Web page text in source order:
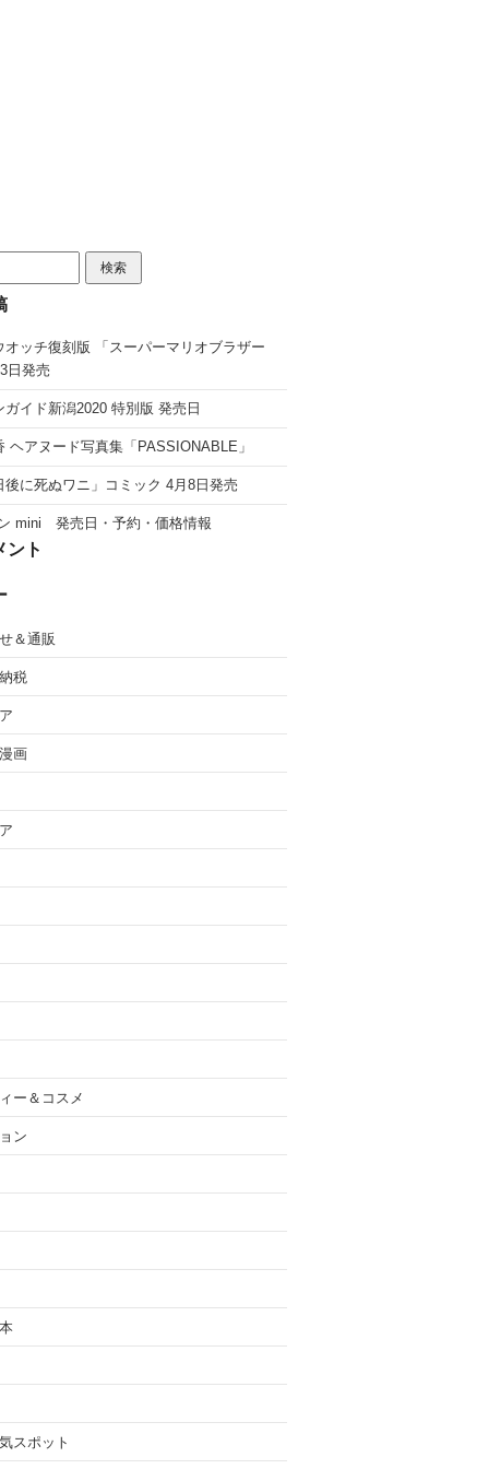
オッチ復刻版 「スーパーマリオブラザー
日発売
ガイド新潟2020 特別版 発売日
ヘアヌード写真集「PASSIONABLE」
後に死ぬワニ」コミック 4月8日発売
mini 発売日・予約・価格情報
ント
＆通販
税
画
ー＆コスメ
ン
スポット